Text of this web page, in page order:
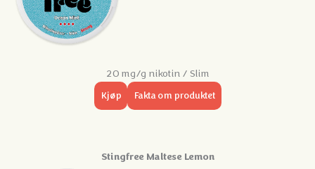
20 mg/g nikotin / Slim
Kjøp Fakta om produktet
Stingfree Maltese Lemon